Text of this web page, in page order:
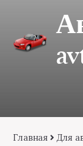
Главная Для